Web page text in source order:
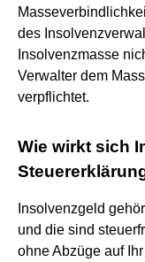
des
Insolvenzmasse
Verwalter dem
verpflichtet.
Wie wirkt sich
Insolvenzgeld
und die sind
ohne Abzüge auf